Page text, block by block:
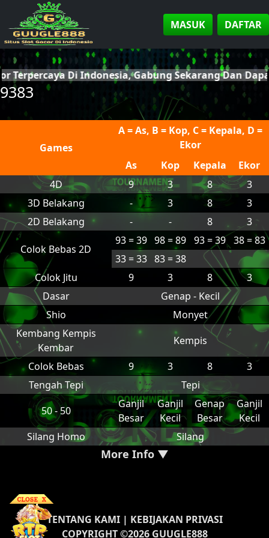
MASUK DAFTAR
Di Indonesia, Gabung Sekarang Dan
9383
Games
A = As, B = Kop, C = Kepala, D =
Ekor
As
Kop Kepala
Ekor
4D
9 3 8
3
3D Belakang
- 3 8
3
2D Belakang
- - 8 3
Colok Bebas 2D
93 = 39 98 = 89 93 = 39
38 = 83
33 = 33 83 = 38
Colok Jitu
9 3 8
3
Dasar
Genap - Kecil
Shio
Monyet
Kembang Kempis
Kembar
Kempis
Colok Bebas
9 3 8
3
Tengah Tepi
Tepi
50 - 50
Ganjil
Besar
Ganjil
Kecil
Genap
Besar
Ganjil
Kecil
Silang Homo
Silang
More Info ▼
TENTANG KAMI| KEBIJAKAN PRIVASI
COPYRIGHT ©2026 GUUGLE888